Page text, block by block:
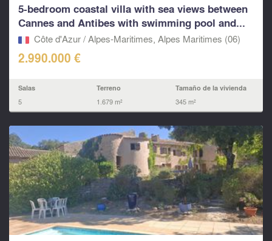
5-bedroom coastal villa with sea views between
Cannes and Antibes with swimming pool and...
Côte d'Azur / Alpes-Maritimes, Alpes Maritimes (06)
2.990.000 €
Salas
5
Terreno
1.679 m²
Tamaño de la vivienda
345 m²